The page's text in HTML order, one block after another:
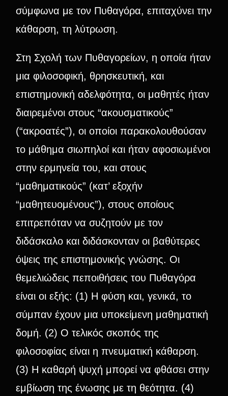
σύμφωνα με τον Πυθαγόρα, επιταχύνει την
κάθαρση, τη λύτρωση.
Στη Σχολή των Πυθαγορείων, η οποία ήταν
μια φιλοσοφική, θρησκευτική, και
επιστημονική αδελφότητα, οι μαθητές ήταν
διαιρεμένοι στους “ακουσματικούς”
(“ακροατές”), οι οποίοι παρακολουθούσαν
το μάθημα σιωπηλοί και ήταν αφοσιωμένοι
στην ερμηνεία του, και στους
“μαθηματικούς” (κατ’ εξοχήν
“μαθητευομένους”), στους οποίους
επιτρεπόταν να συζητούν με τον
διδάσκαλο και διδάσκονταν οι βαθύτερες
όψεις της επιστημονικής γνώσης. Οι
θεμελιώδεις πεποιθήσεις του Πυθαγόρα
είναι οι εξής: (1) Η φύση και, γενικά, το
σύμπαν έχουν μια υποκείμενη μαθηματική
δομή. (2) Ο τελικός σκοπός της
φιλοσοφίας είναι η πνευματική κάθαρση.
(3) Η καθαρή ψυχή μπορεί να φθάσει στην
εμβίωση της ένωσης με τη θεότητα. (4)